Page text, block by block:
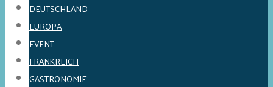
DEUTSCHLAND
EUROPA
EVENT
FRANKREICH
GASTRONOMIE